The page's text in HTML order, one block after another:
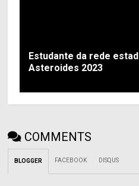
Estudante da rede
Asteroides 2023
COMMENTS
BLOGGER FACEBOOK DISQUS